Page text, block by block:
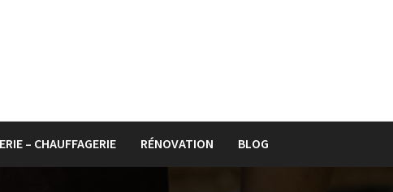
– CHAUFFAGERIE RÉNOVATION BLOG